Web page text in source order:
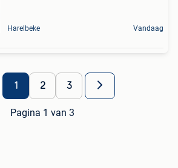
Harelbeke Vandaag
1 2 3
Pagina 1 van 3